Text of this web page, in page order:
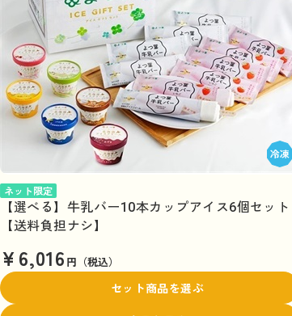
ネット限定
【選べる】牛乳バー10本カップアイス6個セット
【送料負担ナシ】
¥6,016 円（税込）
セット商品を選ぶ